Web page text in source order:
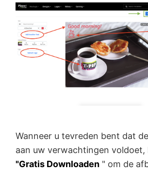
Wanneer u tevreden bent dat
aan uw verwachtingen voldoet,
"Gratis Downloaden " om de